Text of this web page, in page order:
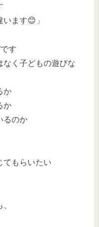
ます😊」
す
なく子どもの遊びな
か
か
るのか
てもらいたい